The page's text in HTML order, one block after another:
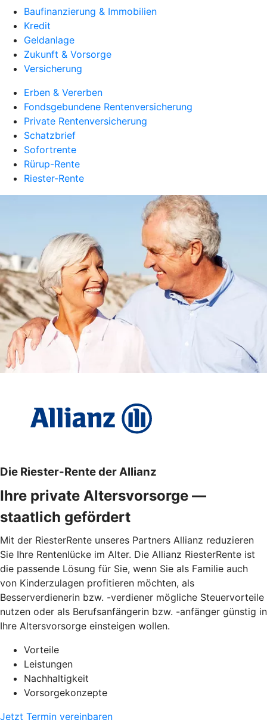
Baufinanzierung & Immobilien
Kredit
Geldanlage
Zukunft & Vorsorge
Versicherung
Erben & Vererben
Fondsgebundene Rentenversicherung
Private Rentenversicherung
Schatzbrief
Sofortrente
Rürup-Rente
Riester-Rente
Die Riester-Rente der Allianz
Ihre private Altersvorsorge —
staatlich gefördert
Mit der RiesterRente unseres Partners Allianz reduzieren
Sie Ihre Rentenlücke im Alter. Die Allianz RiesterRente ist
die passende Lösung für Sie, wenn Sie als Familie auch
von Kinderzulagen profitieren möchten, als
Besserverdienerin bzw. -verdiener mögliche Steuervorteile
nutzen oder als Berufsanfängerin bzw. -anfänger günstig in
Ihre Altersvorsorge einsteigen wollen.
Vorteile
Leistungen
Nachhaltigkeit
Vorsorgekonzepte
Jetzt Termin vereinbaren